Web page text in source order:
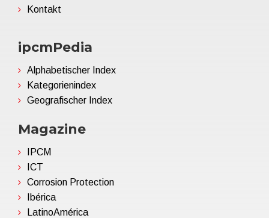
Kontakt
ipcmPedia
Alphabetischer Index
Kategorienindex
Geografischer Index
Magazine
IPCM
ICT
Corrosion Protection
Ibérica
LatinoAmérica